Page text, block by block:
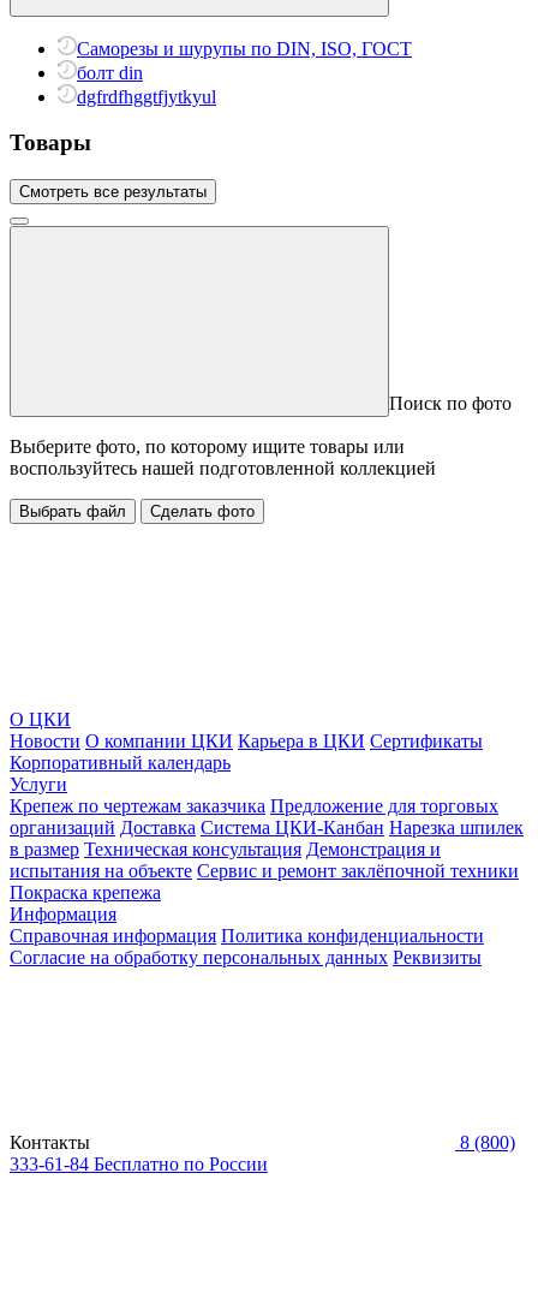
Саморезы и шурупы по DIN, ISO, ГОСТ
болт din
dgfrdfhggtfjytkyul
Товары
Смотреть все результаты
Поиск по фото
Выберите фото, по которому ищите товары или
воспользуйтесь нашей подготовленной коллекцией
Выбрать файл Сделать фото
О ЦКИ
Новости О компании ЦКИ Карьера в ЦКИ Сертификаты
Корпоративный календарь
Услуги
Крепеж по чертежам заказчика Предложение для торговых
организаций Доставка Система ЦКИ-Канбан Нарезка шпилек
в размер Техническая консультация Демонстрация и
испытания на объекте Сервис и ремонт заклёпочной техники
Покраска крепежа
Информация
Справочная информация Политика конфиденциальности
Согласие на обработку персональных данных Реквизиты
Контакты
8 (800)
333-61-84 Бесплатно по России